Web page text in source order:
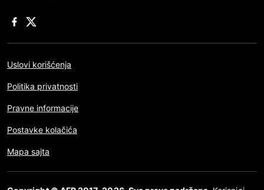
Uslovi korišćenja
Politika privatnosti
Pravne informacije
Postavke kolačića
Mapa sajta